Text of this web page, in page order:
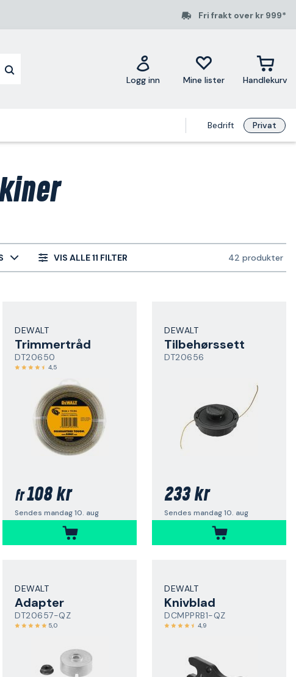
Fri frakt over kr 999*
Logg inn Mine lister Handlekurv
Bedrift Privat
VIS ALLE 11 FILTER 42 produkter
DEWALT
Trimmertråd
DT20650
4,5
fr108 kr
Sendes mandag 10. aug
DEWALT
Tilbehørssett
DT20656
233 kr
Sendes mandag 10. aug
DEWALT
Adapter
DT20657-QZ
5,0
DEWALT
Knivblad
DCMPPRB1-QZ
4,9